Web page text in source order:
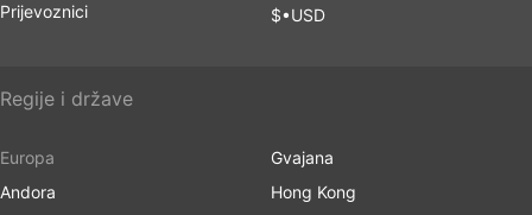
Prijevoznici
$•USD
Regije i države
Europa
Andora
Gvajana
Hong Kong